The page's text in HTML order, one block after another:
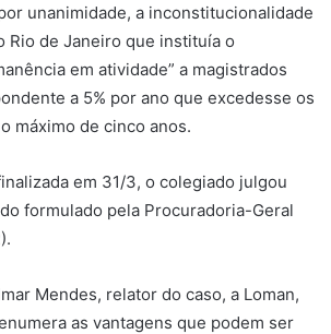
unanimidade, a inconstitucionalidade
Rio de Janeiro que instituía o
em atividade” a magistrados
a 5% por ano que excedesse os
máximo de cinco anos.
em 31/3, o colegiado julgou
formulado pela Procuradoria-Geral
Mendes, relator do caso, a Loman,
as vantagens que podem ser